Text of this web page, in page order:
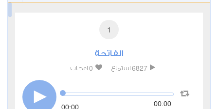
1
الفاتحة
6827 استماع 0 اعجاب
00:00 00:00